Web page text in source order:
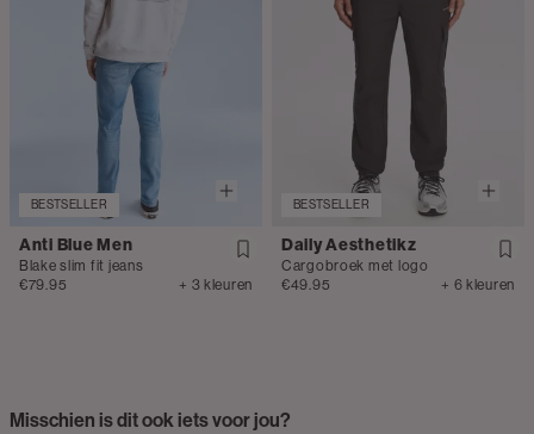
BESTSELLER
Anti Blue Men
Blake slim fit jeans
€79.95
+ 3 kleuren
BESTSELLER
Daily Aesthetikz
Cargobroek met logo
€49.95
+ 6 kleuren
Misschien is dit ook iets voor jou?